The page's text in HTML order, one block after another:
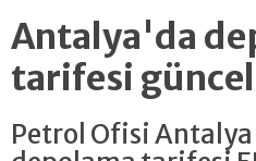
Antalya'da
tarifesi
Petrol Ofisi